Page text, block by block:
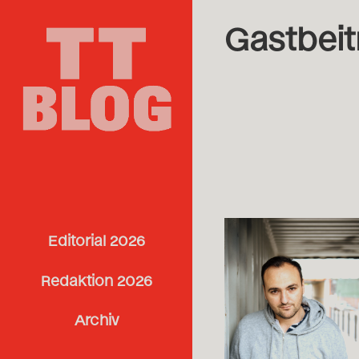
Editorial 2026
Redaktion 2026
Archiv